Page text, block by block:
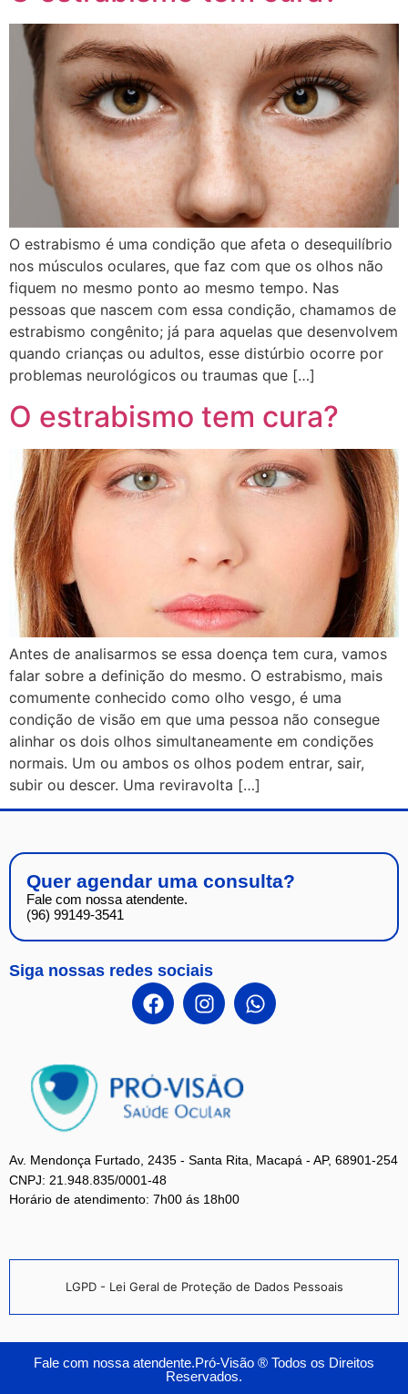
O estrabismo é uma condição que afeta o desequilíbrio
nos músculos oculares, que faz com que os olhos não
fiquem no mesmo ponto ao mesmo tempo. Nas
pessoas que nascem com essa condição, chamamos de
estrabismo congênito; já para aquelas que desenvolvem
quando crianças ou adultos, esse distúrbio ocorre por
problemas neurológicos ou traumas que […]
O estrabismo tem cura?
Antes de analisarmos se essa doença tem cura, vamos
falar sobre a definição do mesmo. O estrabismo, mais
comumente conhecido como olho vesgo, é uma
condição de visão em que uma pessoa não consegue
alinhar os dois olhos simultaneamente em condições
normais. Um ou ambos os olhos podem entrar, sair,
subir ou descer. Uma reviravolta […]
Quer agendar uma consulta?
Fale com nossa atendente.
(96) 99149-3541
Siga nossas redes sociais
Av. Mendonça Furtado, 2435 - Santa Rita, Macapá - AP, 68901-254
CNPJ: 21.948.835/0001-48
Horário de atendimento: 7h00 ás 18h00
LGPD - Lei Geral de Proteção de Dados Pessoais
Fale com nossa atendente.Pró-Visão ® Todos os Direitos
Reservados.